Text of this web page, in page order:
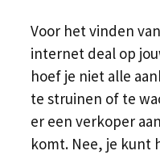
Voor het vinden
internet deal op
hoef je niet alle
te struinen of te
er een verkoper
komt. Nee, je kunt